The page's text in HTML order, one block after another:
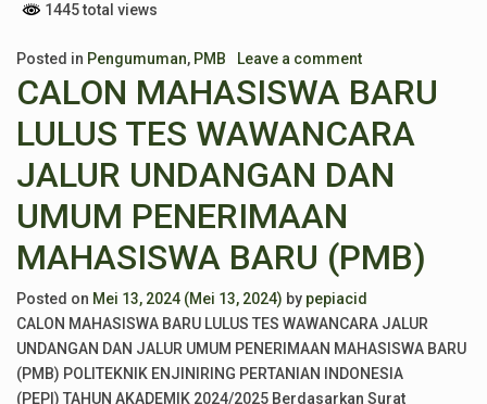
1445 total views
Posted in Pengumuman, PMB Leave a comment
CALON MAHASISWA BARU
LULUS TES WAWANCARA
JALUR UNDANGAN DAN
UMUM PENERIMAAN
MAHASISWA BARU (PMB)
Posted on Mei 13, 2024 (Mei 13, 2024) by pepiacid
CALON MAHASISWA BARU LULUS TES WAWANCARA JALUR
UNDANGAN DAN JALUR UMUM PENERIMAAN MAHASISWA BARU
(PMB) POLITEKNIK ENJINIRING PERTANIAN INDONESIA
(PEPI) TAHUN AKADEMIK 2024/2025 Berdasarkan Surat